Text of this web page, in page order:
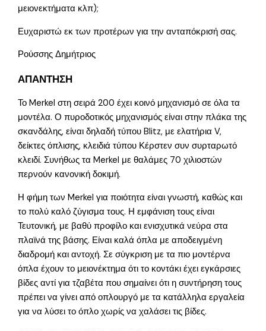
μειονεκτήματα κλπ);
Ευχαριστώ εκ των προτέρων για την ανταπόκρισή σας.
Ρούσσης Δημήτριος
ΑΠΑΝΤΗΣΗ
Το Merkel στη σειρά 200 έχει κοινό μηχανισμό σε όλα τα
μοντέλα. Ο πυροδοτικός μηχανισμός είναι στην πλάκα της
σκανδάλης, είναι δηλαδή τύπου Blitz, με ελατήρια V,
δείκτες όπλισης, κλειδιά τύπου Κέρστεν συν συρταρωτό
κλειδί. Συνήθως τα Merkel με θαλάμες 70 χιλιοστών
περνούν κανονική δοκιμή.
Η φήμη των Merkel για ποιότητα είναι γνωστή, καθώς και
το πολύ καλό ζύγισμα τους. Η εμφάνιση τους είναι
Τευτονική, με βαθύ προφίλο και ενισχυτικά νεύρα στα
πλαϊνά της βάσης. Είναι καλά όπλα με αποδειγμένη
διαδρομή και αντοχή. Σε σύγκριση με τα πιο μοντέρνα
όπλα έχουν το μειονέκτημα ότι το κοντάκι έχει εγκάρσιες
βίδες αντί για τζαβέτα που σημαίνει ότι η συντήρηση τους
πρέπει να γίνει από οπλουργό με τα κατάλληλα εργαλεία
για να λύσει το όπλο χωρίς να χαλάσει τις βίδες.